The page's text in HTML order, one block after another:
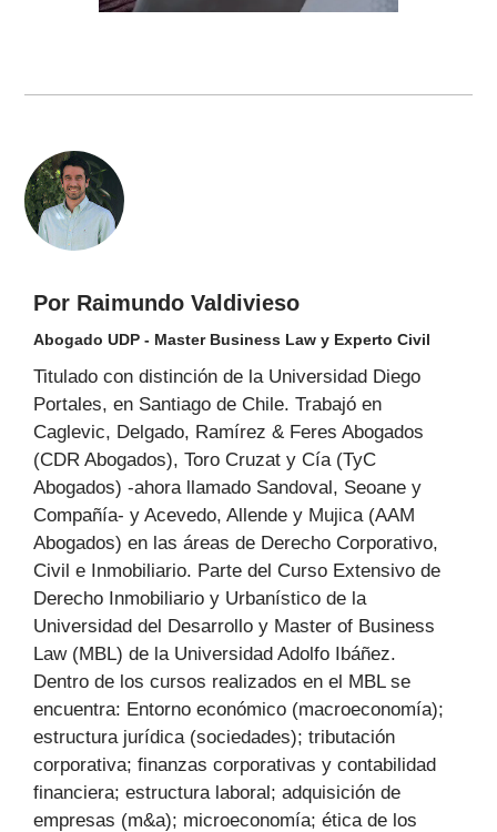
Por Raimundo Valdivieso
Abogado UDP - Master Business Law y Experto Civil
Titulado con distinción de la Universidad Diego
Portales, en Santiago de Chile. Trabajó en
Caglevic, Delgado, Ramírez & Feres Abogados
(CDR Abogados), Toro Cruzat y Cía (TyC
Abogados) -ahora llamado Sandoval, Seoane y
Compañía- y Acevedo, Allende y Mujica (AAM
Abogados) en las áreas de Derecho Corporativo,
Civil e Inmobiliario. Parte del Curso Extensivo de
Derecho Inmobiliario y Urbanístico de la
Universidad del Desarrollo y Master of Business
Law (MBL) de la Universidad Adolfo Ibáñez.
Dentro de los cursos realizados en el MBL se
encuentra: Entorno económico (macroeconomía);
estructura jurídica (sociedades); tributación
corporativa; finanzas corporativas y contabilidad
financiera; estructura laboral; adquisición de
empresas (m&a); microeconomía; ética de los